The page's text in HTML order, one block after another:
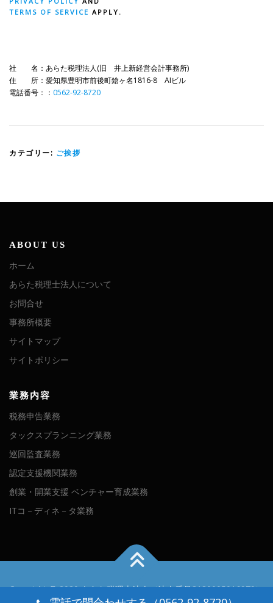
TERMS OF SERVICE APPLY.
社 名：あらた税理法人(旧 井上新経営会計事務所)
住 所：愛知県豊明市前後町鎗ヶ名1816-8 AIビル
電話番号：： 0562-92-8720
カテゴリー: ご挨拶
ABOUT US
ホーム
あらた税理士法人について
お問合せ
事務所概要
サイトマップ
サイトポリシー
業務内容
税務申告業務
タックスプランニング業務
巡回監査業務
認定支援機関業務
創業・開業支援 ベンチャー育成業務
ITコ－ディネ－タ業務
Copyright © 2020 あらた税理士法人（法人番号3180005016979）